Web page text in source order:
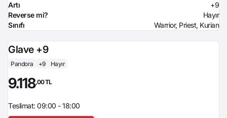
Artı
+9
Reverse mi?
Hayır
Sınıfı
Warrior, Priest, Kurian
Glave +9
Pandora +9 Hayır
9.118,00 TL
Teslimat: 09:00 - 18:00